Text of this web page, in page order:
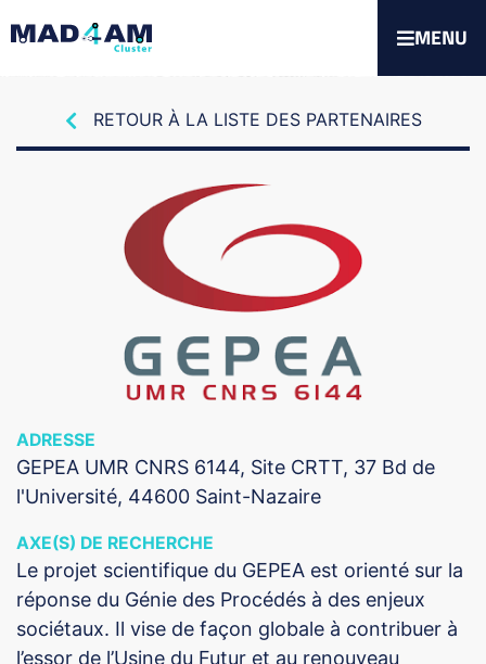
MENU
RETOUR À LA LISTE DES PARTENAIRES
ADRESSE
GEPEA UMR CNRS 6144, Site CRTT, 37 Bd de
l'Université, 44600 Saint-Nazaire
AXE(S) DE RECHERCHE
Le projet scientifique du GEPEA est orienté sur la
réponse du Génie des Procédés à des enjeux
sociétaux. Il vise de façon globale à contribuer à
l’essor de l’Usine du Futur et au renouveau